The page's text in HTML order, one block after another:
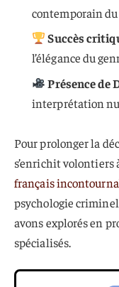
contemporain
Succès
l’élégance du
Présence de
interprétation
Pour prolonger la
s’enrichit volontiers
français
psychologie
avons explorés en
spécialisés.